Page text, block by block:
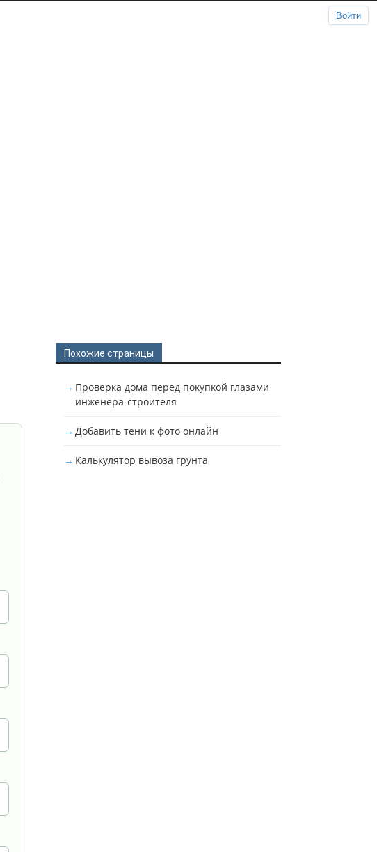
Похожие страницы
Проверка дома перед покупкой глазами
инженера-строителя
Добавить тени к фото онлайн
Калькулятор вывоза грунта
Войти